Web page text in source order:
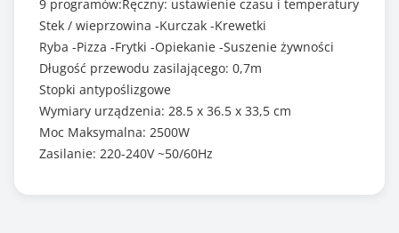
9 programów:Ręczny: ustawienie czasu i temperatury
Stek / wieprzowina -Kurczak -Krewetki
Ryba -Pizza -Frytki -Opiekanie -Suszenie żywności
Długość przewodu zasilającego: 0,7m
Stopki antypoślizgowe
Wymiary urządzenia: 28.5 x 36.5 x 33,5 cm
Moc Maksymalna: 2500W
Zasilanie: 220-240V ~50/60Hz